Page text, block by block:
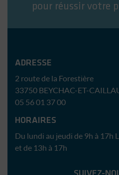
pour réussir votre
Immobilière Sud Atlantique
ADRESSE
2 route de la Forestière
33750 BEYCHAC-ET-
05 56 01 37 00
HORAIRES
Du lundi au jeudi de 9h à 17h
et de 13h à 17h